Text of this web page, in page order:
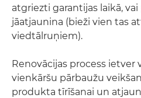
atgriezti garantijas laikā,
jāatjaunina (bieži vien tas
viedtālruņiem).
Renovācijas process ietver
vienkāršu pārbaužu
produkta tīrīšanai un